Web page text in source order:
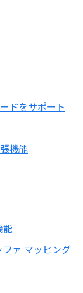
ドをサポート
機能
能
ァ マッピング